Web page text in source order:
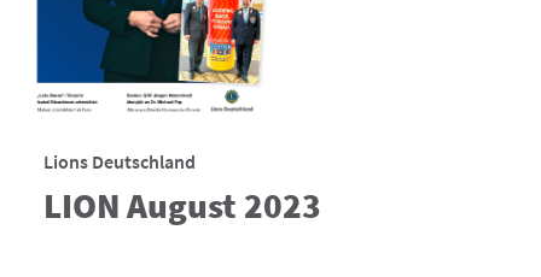
Lions Deutschland
LION August 2023